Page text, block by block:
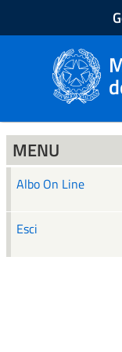
MENU
Albo On Line
Esci